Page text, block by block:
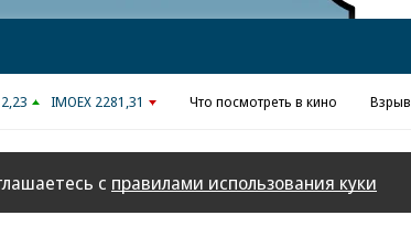
IMOEX 2281,31 Что посмотреть в кино
с правилами использования куки